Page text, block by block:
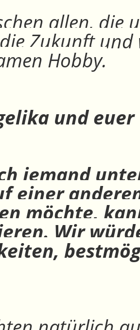
allen, die
Zukunft
Hobby.
und
jemand
einer
möchte,
Wir